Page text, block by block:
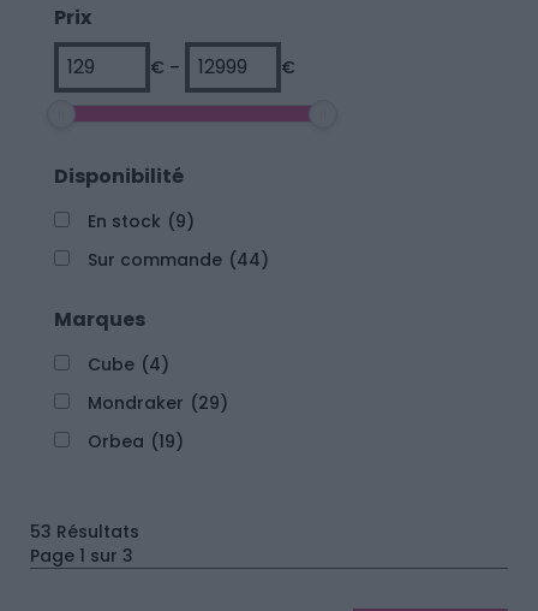
Prix
€ – €
Disponibilité
En stock (9)
Sur commande (44)
Marques
Cube (4)
Mondraker (29)
Orbea (19)
53 Résultats
Page 1 sur 3